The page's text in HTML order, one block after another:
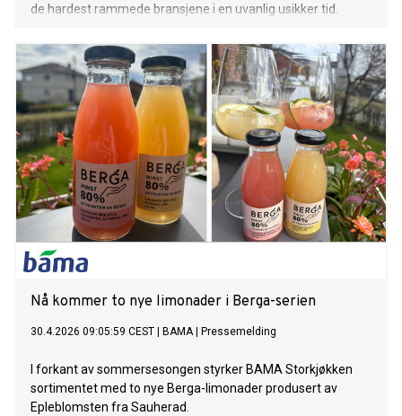
de hardest rammede bransjene i en uvanlig usikker tid.
Nå kommer to nye limonader i Berga-serien
30.4.2026 09:05:59 CEST BAMA| Pressemelding
I forkant av sommersesongen styrker BAMA Storkjøkken
sortimentet med to nye Berga-limonader produsert av
Epleblomsten fra Sauherad.